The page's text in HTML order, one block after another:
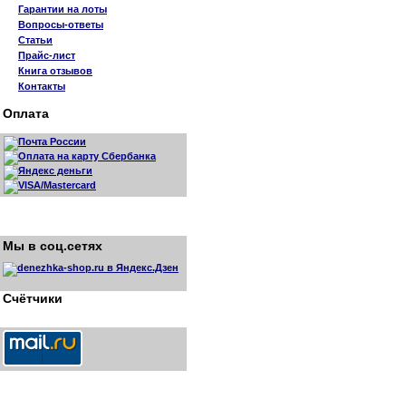
Гарантии на лоты
Вопросы-ответы
Статьи
Прайс-лист
Книга отзывов
Контакты
Оплата
Мы в соц.сетях
Счётчики